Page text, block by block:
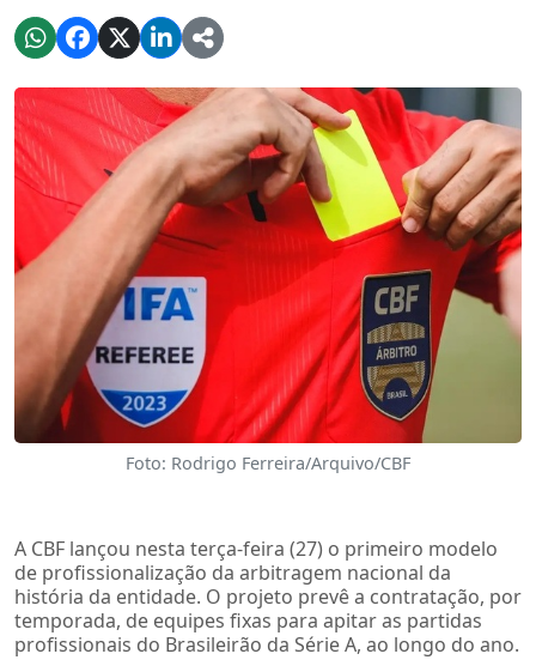
Foto: Rodrigo Ferreira/Arquivo/CBF
A CBF lançou nesta terça-feira (27) o primeiro modelo
de profissionalização da arbitragem nacional da
história da entidade. O projeto prevê a contratação, por
temporada, de equipes fixas para apitar as partidas
profissionais do Brasileirão da Série A, ao longo do ano.